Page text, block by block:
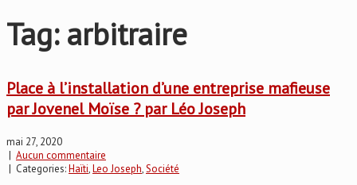
Tag: arbitraire
Place à l’installation d’une entreprise mafieuse
par Jovenel Moïse ? par Léo Joseph
mai 27, 2020
| Aucun commentaire
| Categories:Haïti,Leo Joseph,Société